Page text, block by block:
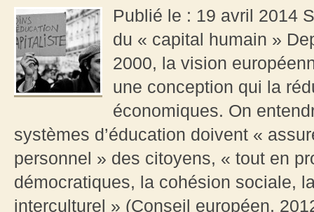
Publié le : 19 avril 2014
du « capital humain »
2000, la vision
une conception qui la
économiques. On
systèmes d’éducation doivent «
personnel » des citoyens, « tout en
démocratiques, la cohésion sociale,
interculturel » (Conseil européen,